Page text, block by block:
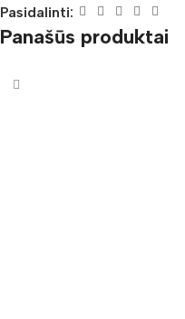
Pasidalinti:
Panašūs produktai